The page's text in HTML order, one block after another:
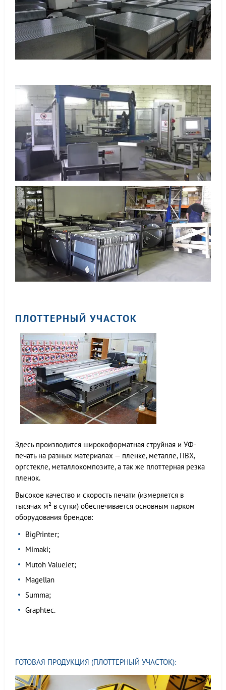
ПЛОТТЕРНЫЙ УЧАСТОК
Здесь производится широкоформатная струйная и УФ-
печать на разных материалах — пленке, металле, ПВХ,
оргстекле, металлокомпозите, а так же плоттерная резка
пленок.
Высокое качество и скорость печати (измеряется в
тысячах м² в сутки) обеспечивается основным парком
оборудования брендов:
BigPrinter;
Mimaki;
Mutoh ValueJet;
Magellan
Summa;
Graphtec.
ГОТОВАЯ ПРОДУКЦИЯ (ПЛОТТЕРНЫЙ УЧАСТОК):